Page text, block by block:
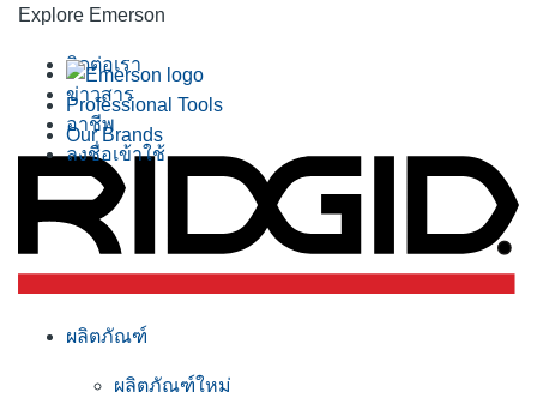
Explore Emerson
Professional Tools
Our Brands
ติดต่อเรา
ข่าวสาร
อาชีพ
ลงชื่อเข้าใช้
ผลิตภัณฑ์
ผลิตภัณฑ์ใหม่